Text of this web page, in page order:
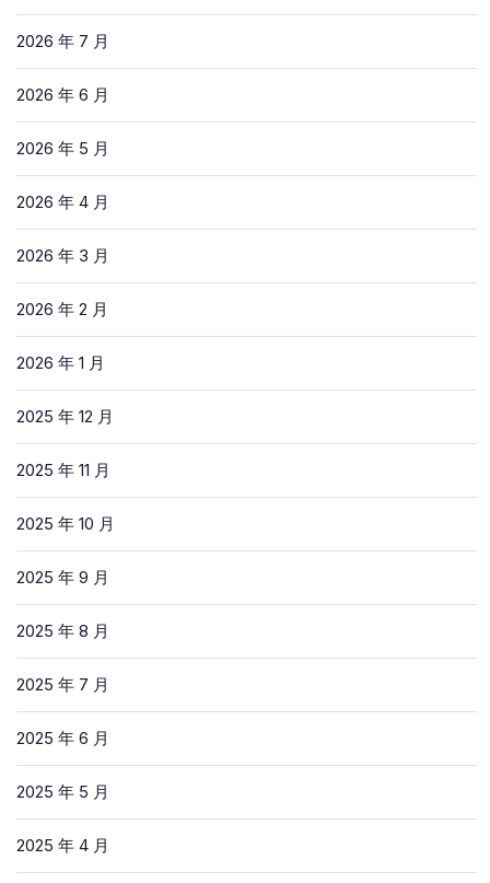
2026 年 7 月
2026 年 6 月
2026 年 5 月
2026 年 4 月
2026 年 3 月
2026 年 2 月
2026 年 1 月
2025 年 12 月
2025 年 11 月
2025 年 10 月
2025 年 9 月
2025 年 8 月
2025 年 7 月
2025 年 6 月
2025 年 5 月
2025 年 4 月